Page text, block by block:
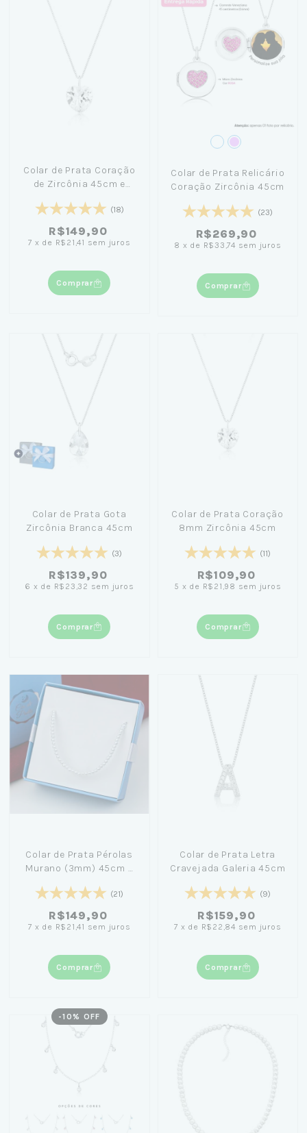
Colar de Prata Coração
de Zircônia 45cm e
(18)
R$149,90
7 x de R$21,41 sem juros
Comprar
Colar de Prata Relicário
Coração Zircônia 45cm
(23)
R$269,90
8 x de R$33,74 sem juros
Comprar
Colar de Prata Gota
Zircônia Branca 45cm
(3)
R$139,90
6 x de R$23,32 sem juros
Comprar
Colar de Prata Coração
8mm Zircônia 45cm
(11)
R$109,90
5 x de R$21,98 sem juros
Comprar
Colar de Prata Pérolas
Murano (3mm) 45cm +
(21)
R$149,90
7 x de R$21,41 sem juros
Comprar
Colar de Prata Letra
Cravejada Galeria 45cm
(9)
R$159,90
7 x de R$22,84 sem juros
Comprar
-10 % OFF